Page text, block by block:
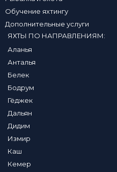
Обучение яхтингу
Дополнительные услуги
ЯХТЫ ПО НАПРАВЛЕНИЯМ:
Аланья
Анталья
Белек
Бодрум
Гёджек
Дальян
Дидим
Измир
Каш
Кемер